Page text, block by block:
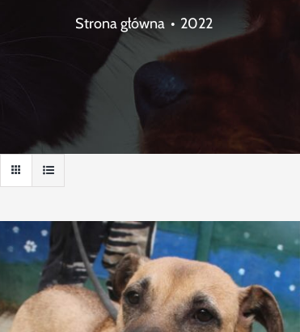
Strona główna 2022